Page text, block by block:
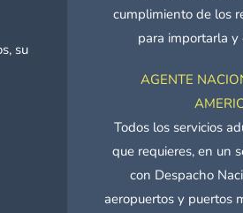
su
cumplimiento de los
para importarla y
AGENTE
Todos los servicios
que requieres, en un
con Despacho
aeropuertos y puertos